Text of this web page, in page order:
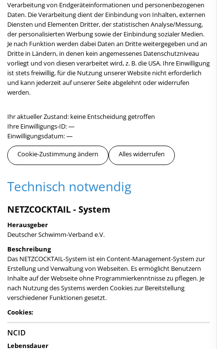
Verarbeitung von Endgeräteinformationen und personenbezogenen
Daten. Die Verarbeitung dient der Einbindung von Inhalten, externen
Diensten und Elementen Dritter, der statistischen Analyse/Messung,
der personalisierten Werbung sowie der Einbindung sozialer Medien.
Je nach Funktion werden dabei Daten an Dritte weitergegeben und an
Dritte in Ländern, in denen kein angemessenes Datenschutzniveau
vorliegt und von diesen verarbeitet wird, z. B. die USA. Ihre Einwilligung
ist stets freiwillig, für die Nutzung unserer Website nicht erforderlich
und kann jederzeit auf unserer Seite abgelehnt oder widerrufen
werden.
Ihr aktueller Zustand: keine Entscheidung getroffen
Ihre Einwilligungs-ID:—
Einwilligungsdatum:—
Cookie-Zustimmung ändern Alles widerrufen
Technisch notwendig
NETZCOCKTAIL - System
Herausgeber
Deutscher Schwimm-Verband e.V.
Beschreibung
Das NETZCOCKTAIL-System ist ein Content-Management-System zur
Erstellung und Verwaltung von Webseiten. Es ermöglicht Benutzern
Inhalte auf der Webseite ohne Programmierkenntnisse zu pflegen. Je
nach Nutzung des Systems werden Cookies zur Bereitstellung
verschiedener Funktionen gesetzt.
Cookies:
NCID
Lebensdauer